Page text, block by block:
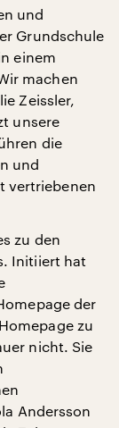
und
Grundschule
einem
machen
Zeissler,
unsere
die
und
vertriebenen
zu den
Initiiert hat
der
zu
nicht. Sie
Andersson